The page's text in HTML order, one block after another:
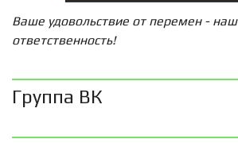
Ваше удовольствие от перемен -
ответственность!
Группа ВК